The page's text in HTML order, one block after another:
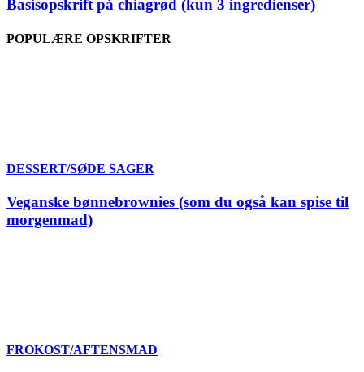
Basisopskrift på chiagrød (kun 3 ingredienser)
POPULÆRE OPSKRIFTER
DESSERT/SØDE SAGER
Veganske bønnebrownies (som du også kan spise til
morgenmad)
FROKOST/AFTENSMAD